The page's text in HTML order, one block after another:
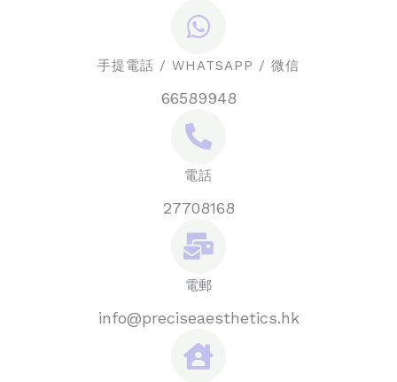
手提電話 / WHATSAPP / 微信
66589948
電話
27708168
電郵
info@preciseaesthetics.hk